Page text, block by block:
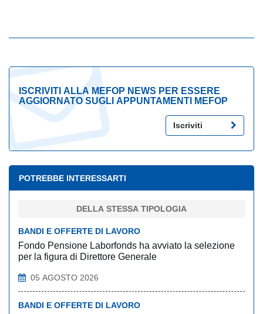
ISCRIVITI ALLA MEFOP NEWS PER ESSERE
AGGIORNATO SUGLI APPUNTAMENTI MEFOP
Iscriviti
POTREBBE INTERESSARTI
DELLA STESSA TIPOLOGIA
BANDI E OFFERTE DI LAVORO
Fondo Pensione Laborfonds ha avviato la selezione
per la figura di Direttore Generale
05 AGOSTO 2026
BANDI E OFFERTE DI LAVORO